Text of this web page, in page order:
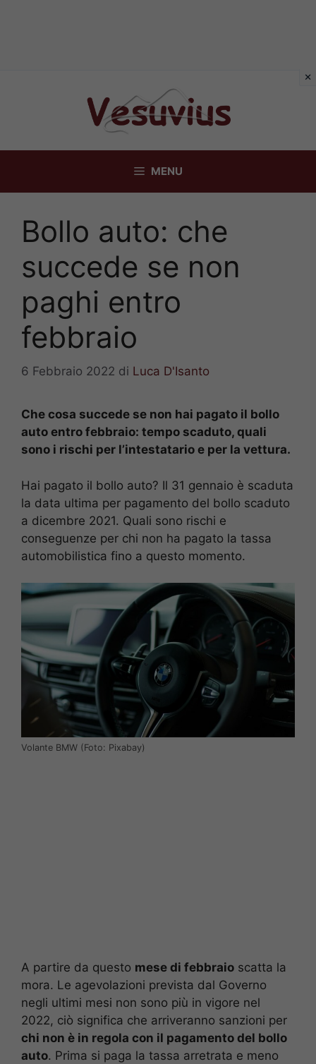
MENU
Bollo auto: che
succede se non
paghi entro
febbraio
6 Febbraio 2022 di Luca D'Isanto
Che cosa succede se non hai pagato il bollo
auto entro febbraio: tempo scaduto, quali
sono i rischi per l’intestatario e per la vettura.
Hai pagato il bollo auto? Il 31 gennaio è scaduta
la data ultima per pagamento del bollo scaduto
a dicembre 2021. Quali sono rischi e
conseguenze per chi non ha pagato la tassa
automobilistica fino a questo momento.
Volante BMW (Foto: Pixabay)
A partire da questo mese di febbraio scatta la
mora. Le agevolazioni prevista dal Governo
negli ultimi mesi non sono più in vigore nel
2022, ciò significa che arriveranno sanzioni per
chi non è in regola con il pagamento del bollo
auto. Prima si paga la tassa arretrata e meno